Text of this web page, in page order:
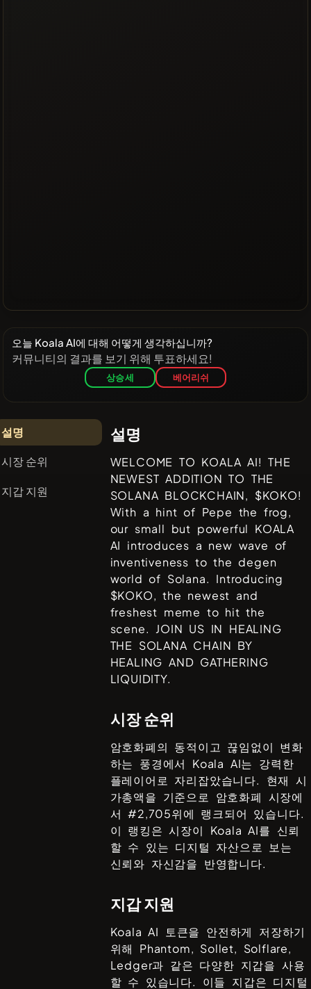
오늘 Koala AI에 대해 어떻게 생각하십니까?
커뮤니티의 결과를 보기 위해 투표하세요!
상승세 베어리쉬
설명
시장 순위
지갑 지원
설명
WELCOME TO KOALA AI! THE
NEWEST ADDITION TO THE
SOLANA BLOCKCHAIN, $KOKO!
With a hint of Pepe the frog,
our small but powerful KOALA
AI introduces a new wave of
inventiveness to the degen
world of Solana. Introducing
$KOKO, the newest and
freshest meme to hit the
scene. JOIN US IN HEALING
THE SOLANA CHAIN BY
HEALING AND GATHERING
LIQUIDITY.
시장 순위
암호화폐의 동적이고 끊임없이 변화
하는 풍경에서 Koala AI는 강력한
플레이어로 자리잡았습니다. 현재 시
가총액을 기준으로 암호화폐 시장에
서 #2,705위에 랭크되어 있습니다.
이 랭킹은 시장이 Koala AI를 신뢰
할 수 있는 디지털 자산으로 보는
신뢰와 자신감을 반영합니다.
지갑 지원
Koala AI 토큰을 안전하게 저장하기
위해 Phantom, Sollet, Solflare,
Ledger과 같은 다양한 지갑을 사용
할 수 있습니다. 이들 지갑은 디지털